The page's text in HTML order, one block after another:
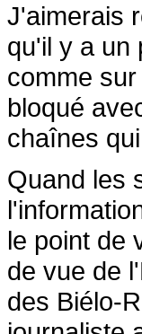
J'aimerais
qu'il y a un
comme
bloqué
chaînes
Quand les
le point de
de vue de
des Biélo-